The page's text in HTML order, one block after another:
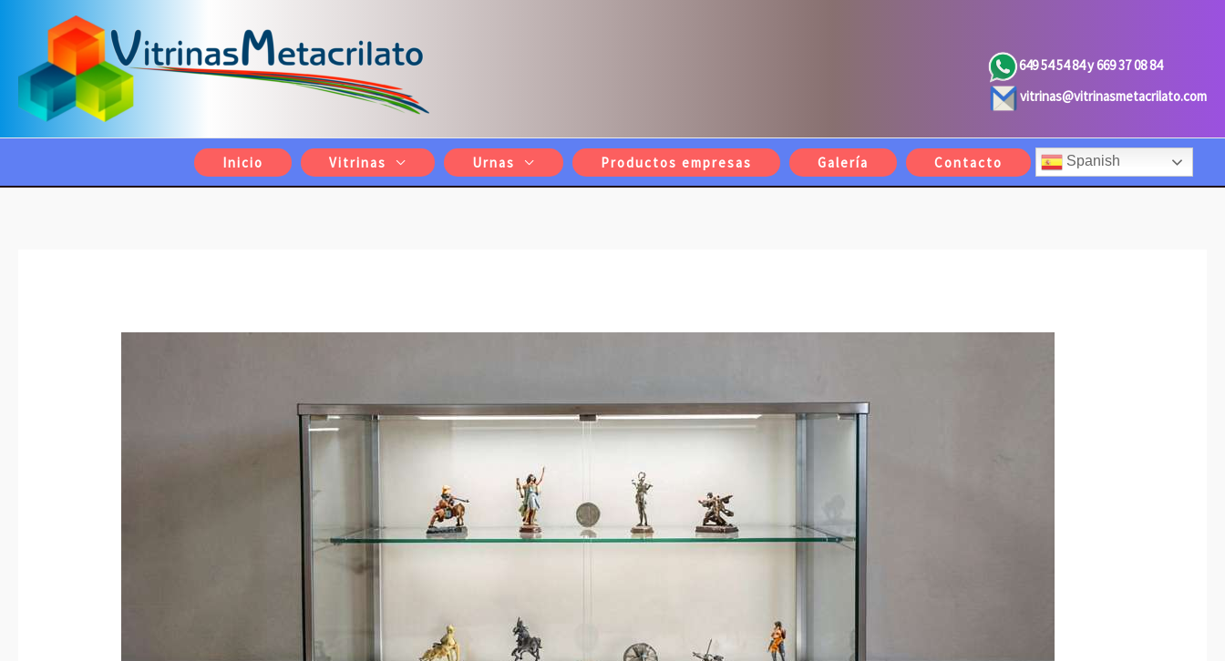
contenido
649 54 54 84 y 669 37 08 84
vitrinas@vitrinasmetacrilato.com
Inicio Vitrinas Urnas Productos empresas Galería Contacto Spanish